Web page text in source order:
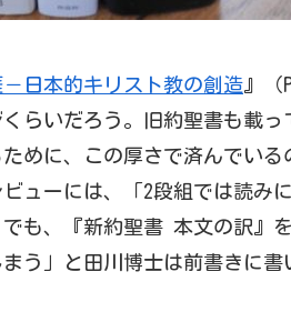
日本的キリスト教の創造 』（
らいだろう。旧約聖書も載
めに、この厚さで済んでいる
ビューには、「2段組では読
も、『新約聖書 本文の訳』
う」と田川博士は前書きに書